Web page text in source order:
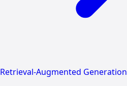
Retrieval-Augmented Generation